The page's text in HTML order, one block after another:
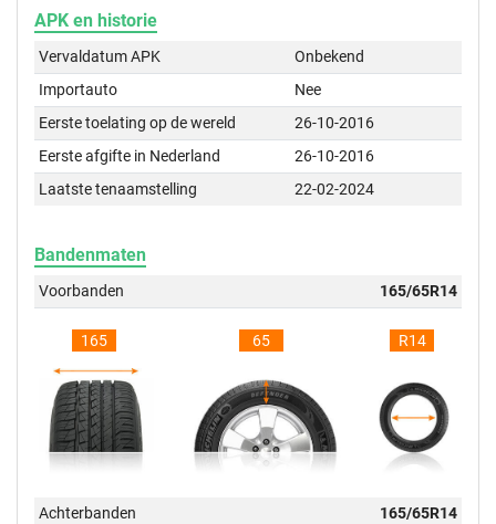
APK en historie
Vervaldatum APK
Onbekend
Importauto
Nee
Eerste toelating op de wereld
26-10-2016
Eerste afgifte in Nederland
26-10-2016
Laatste tenaamstelling
22-02-2024
Bandenmaten
Voorbanden 165/65R14
165 65 R14
Achterbanden 165/65R14